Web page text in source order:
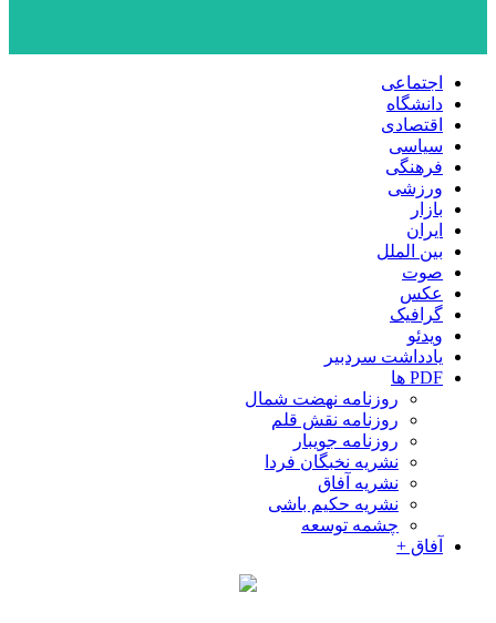
اجتماعی
دانشگاه
اقتصادی
سیاسی
فرهنگی
ورزشی
بازار
ایران
بین الملل
صوت
عکس
گرافیک
ویدئو
یادداشت سردبیر
PDF ها
روزنامه نهضت شمال
روزنامه نقش قلم
روزنامه جویبار
نشریه نخبگان فردا
نشریه آفاق
نشریه حکیم باشی
چشمه توسعه
آفاق +